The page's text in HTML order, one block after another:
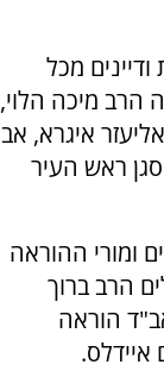
מכל
הרב מיכה הלוי,
איגרא, אב
סגן ראש העיר
ומורי ההוראה
הרב ברוך
הוראה